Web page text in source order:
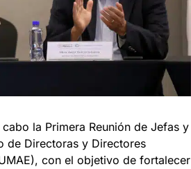
la Primera Reunión de Jefas y
de Directoras y Directores
con el objetivo de fortalecer